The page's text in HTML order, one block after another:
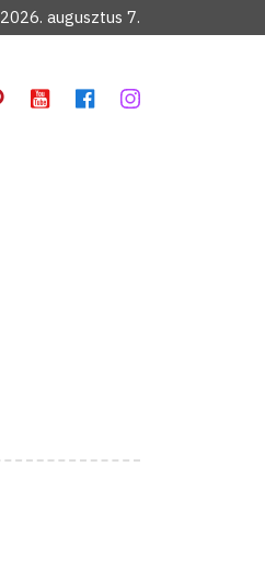
2026. augusztus 7.